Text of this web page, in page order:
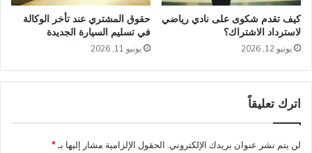
كيف تقدم شكوى على نادي رياضي
لاسترداد الاشتراك؟
يونيو 12, 2026
حقوق المشتري عند تأخر الوكالة
في تسليم السيارة الجديدة
يونيو 11, 2026
اترك تعليقاً
لن يتم نشر عنوان بريدك الإلكتروني. الحقول الإلزامية مشار إليها بـ*